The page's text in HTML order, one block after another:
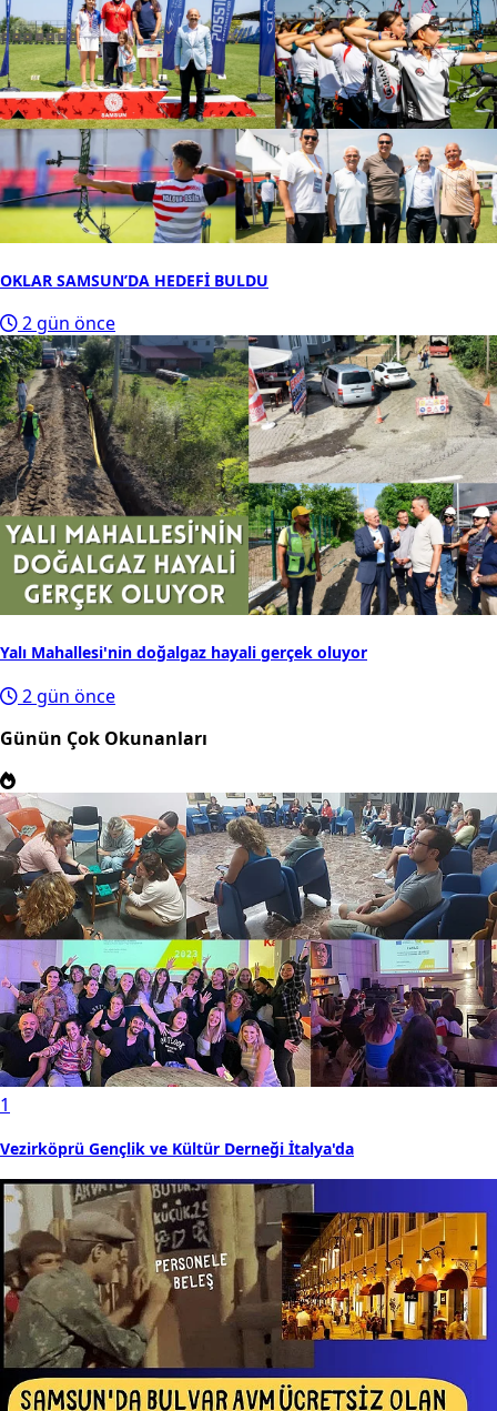
OKLAR SAMSUN’DA HEDEFİ BULDU
2 gün önce
Yalı Mahallesi'nin doğalgaz hayali gerçek oluyor
2 gün önce
Günün Çok Okunanları
1
Vezirköprü Gençlik ve Kültür Derneği İtalya'da